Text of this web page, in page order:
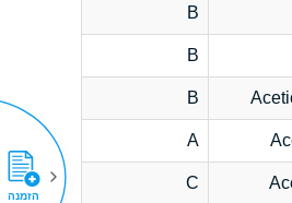
B
B
B
A
C
הזמנה